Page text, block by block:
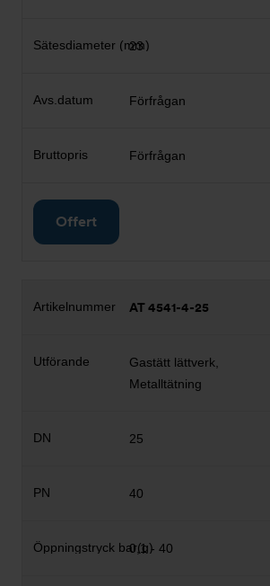
23
Förfrågan
Förfrågan
Offert
AT 4541-4-25
Gastätt lättverk,
Metalltätning
25
40
0,1 - 40